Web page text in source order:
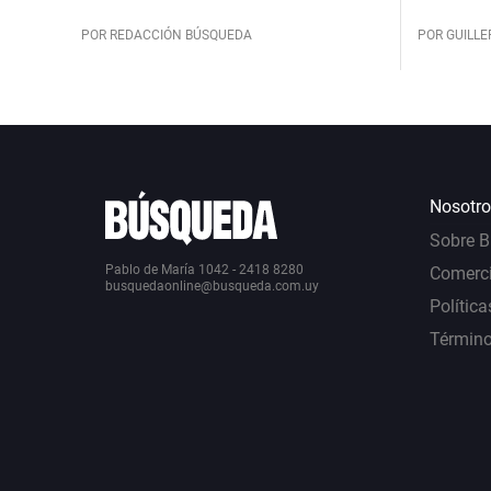
POR REDACCIÓN BÚSQUEDA POR
Pablo de María 1042 - 2418 8280
busquedaonline@busqueda.com.uy
Sobre